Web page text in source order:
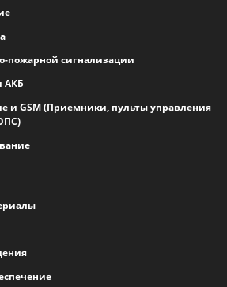
пожарной сигнализации
АКБ
и GSM (Приемники, пульты управления